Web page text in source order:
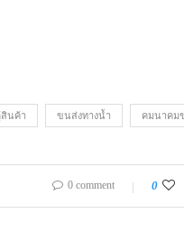
นค้า ขนส่งทางน้ำ คมนาคม
0 comment 0